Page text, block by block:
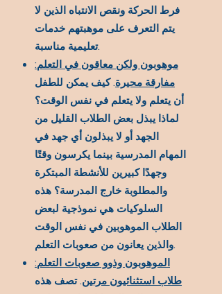
فرط الحركة ونقص الانتباه الذين لا
يتم التعرف على موهبتهم خدمات
تعليمية مناسبة.
موهوبون ولكن معاقون في التعلم:
مفارقة محيرة. كيف يمكن للطفل
أن يتعلم ولا يتعلم في نفس الوقت؟
لماذا يبذل بعض الطلاب القليل من
الجهد أو لا يبذلون أي جهد في
المهام المدرسية بينما يكرسون وقتًا
وجهدًا كبيرين للأنشطة المبتكرة
والمطلوبة خارج المدرسة؟ هذه
السلوكيات هي نموذجية لبعض
الطلاب الموهوبين في نفس الوقت
والذين يعانون من صعوبات التعلم.
الموهوبون وذوو صعوبات التعلم:
طلاب استثنائيون مرتين. تصف هذه